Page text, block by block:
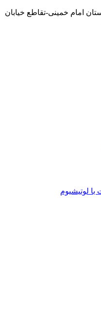
امام خمینی-تقاطع خیابان
لوتیشیوم